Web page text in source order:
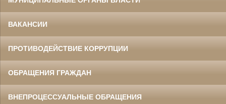
ВАКАНСИИ
ПРОТИВОДЕЙСТВИЕ КОРРУПЦИИ
ОБРАЩЕНИЯ ГРАЖДАН
ВНЕПРОЦЕССУАЛЬНЫЕ ОБРАЩЕНИЯ